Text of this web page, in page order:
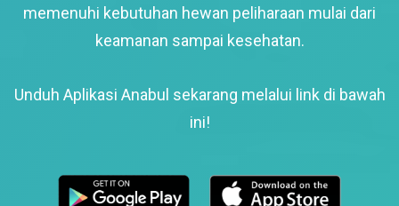
memenuhi kebutuhan hewan peliharaan mulai dari
keamanan sampai kesehatan.
Unduh Aplikasi Anabul sekarang melalui link di bawah
ini!